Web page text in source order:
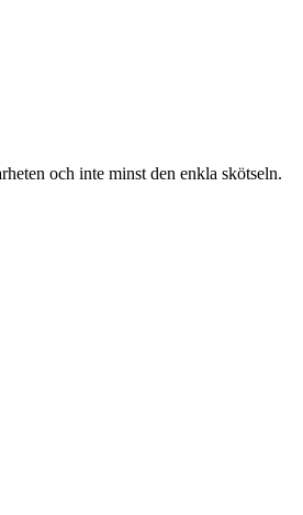
och inte minst den enkla skötseln.